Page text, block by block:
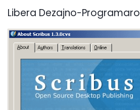
Libera Dezajno-Programaro